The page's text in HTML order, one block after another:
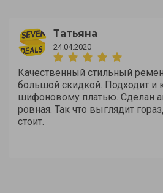
Татьяна
24.04.2020
Качественный стильный
большой скидкой. Подходит и
шифоновому платью. Сделан
ровная. Так что выглядит
стоит.